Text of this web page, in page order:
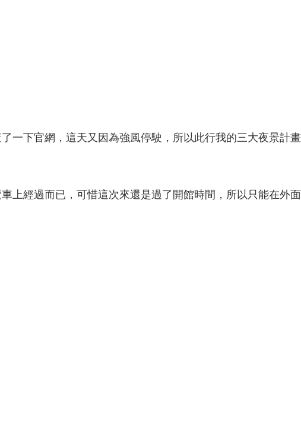
一下官網，這天又因為強風停駛，所以此行我的三大夜景計畫
上經過而已，可惜這次來還是過了開館時間，所以只能在外面